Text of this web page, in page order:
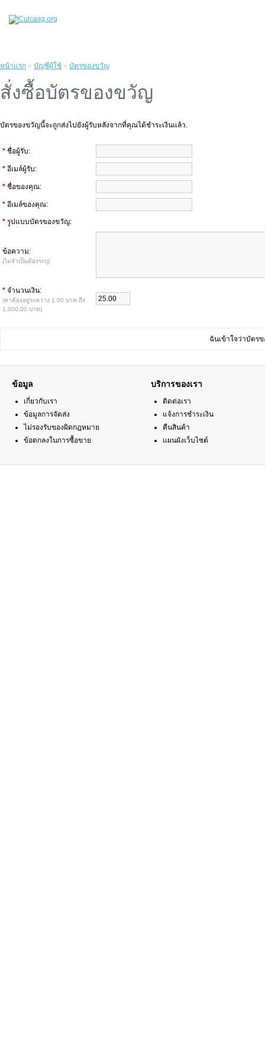
หน้าแรก » บัญชีผู้ใช้ » บัตรของขวัญ
สั่งซื้อบัตรของขวัญ
บัตรของขวัญนี้จะถูกส่งไปยังผู้รับหลังจากที่คุณได้ชำระเงินแล้ว.
* ชื่อผู้รับ:
* อีเมล์ผู้รับ:
* ชื่อของคุณ:
* อีเมล์ของคุณ:
* รูปแบบบัตรของขวัญ:
ข้อความ:
(ไม่จำเป็นต้องระบุ)
* จำนวนเงิน:
(ค่าต้องอยู่ระหว่าง 1.00 บาท ถึง
1,000.00 บาท)
ฉันเข้าใจว่าบัตร
ข้อมูล
เกี่ยวกับเรา
ข้อมูลการจัดส่ง
ไม่รองรับของผิดกฎหมาย
ข้อตกลงในการซื้อขาย
บริการของเรา
ติดต่อเรา
แจ้งการชำระเงิน
คืนสินค้า
แผนผังเว็บไซต์